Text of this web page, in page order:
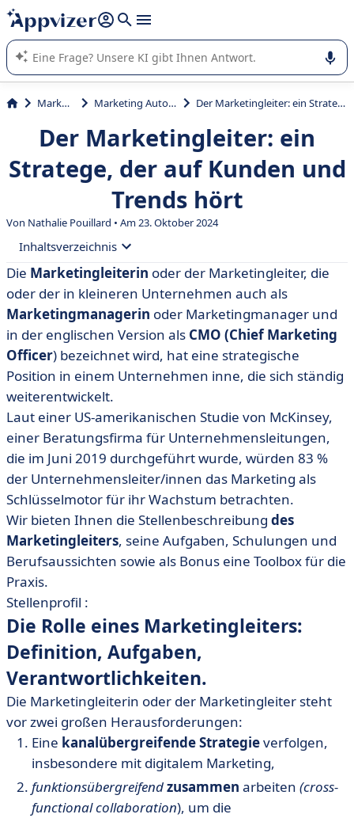
beantworten (mehrere Zeilen mit
Die KI von Appvizer führt Sie bei der Nutzung oder Auswahl
von SaaS-Software in Unternehmen.
Marketing Marketing Automation Der Marketingleiter: ein Stratege, der auf Kunden und Trends hört
Der Marketingleiter: ein
Stratege, der auf Kunden und
Trends hört
Von Nathalie Pouillard • Am 23. Oktober 2024
Inhaltsverzeichnis
• Die Rolle eines Marketingleiters: Definition,
Aufgaben, Verantwortlichkeiten.
• Zoom: Die Berufsbeschreibung des CMO
• Der Werkzeugkasten des CMO
• Eine unendlich strategische Rolle
Die Marketingleiterin oder der Marketingleiter, die
oder der in kleineren Unternehmen auch als
Marketingmanagerin oder Marketingmanager und
in der englischen Version als CMO (Chief Marketing
Officer) bezeichnet wird, hat eine strategische
Position in einem Unternehmen inne, die sich ständig
weiterentwickelt.
Laut einer US-amerikanischen Studie von McKinsey,
einer Beratungsfirma für Unternehmensleitungen,
die im Juni 2019 durchgeführt wurde, würden 83 %
der Unternehmensleiter/innen das Marketing als
Schlüsselmotor für ihr Wachstum betrachten.
Wir bieten Ihnen die Stellenbeschreibung des
Marketingleiters, seine Aufgaben, Schulungen und
Berufsaussichten sowie als Bonus eine Toolbox für die
Praxis.
Stellenprofil :
Die Rolle eines Marketingleiters:
Definition, Aufgaben,
Verantwortlichkeiten.
Die Marketingleiterin oder der Marketingleiter steht
vor zwei großen Herausforderungen:
Eine kanalübergreifendeStrategieverfolgen,
insbesondere mit digitalem Marketing,
funktionsübergreifendzusammen arbeiten (cross-
functional collaboration), um die